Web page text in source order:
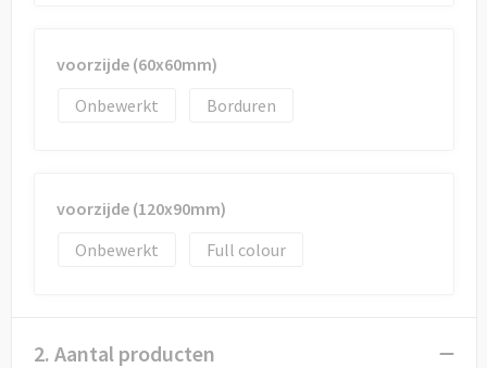
Strandtassen
Duffeltassen
Goodiebags
voorzijde (60x60mm)
Onbewerkt
Borduren
voorzijde (120x90mm)
Onbewerkt
Full colour
2. Aantal producten